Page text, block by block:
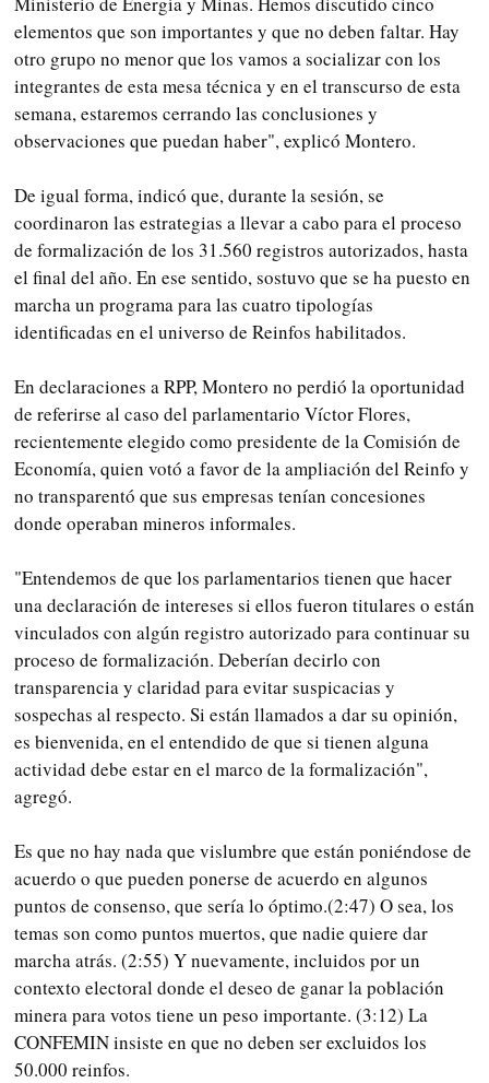
elementos que son importantes y que no deben faltar. Hay
otro grupo no menor que los vamos a socializar con los
integrantes de esta mesa técnica y en el transcurso de esta
semana, estaremos cerrando las conclusiones y
observaciones que puedan haber", explicó Montero.
De igual forma, indicó que, durante la sesión, se
coordinaron las estrategias a llevar a cabo para el proceso
de formalización de los 31.560 registros autorizados, hasta
el final del año. En ese sentido, sostuvo que se ha puesto en
marcha un programa para las cuatro tipologías
identificadas en el universo de Reinfos habilitados.
En declaraciones a RPP, Montero no perdió la oportunidad
de referirse al caso del parlamentario Víctor Flores,
recientemente elegido como presidente de la Comisión de
Economía, quien votó a favor de la ampliación del Reinfo y
no transparentó que sus empresas tenían concesiones
donde operaban mineros informales.
"Entendemos de que los parlamentarios tienen que hacer
una declaración de intereses si ellos fueron titulares o están
vinculados con algún registro autorizado para continuar su
proceso de formalización. Deberían decirlo con
transparencia y claridad para evitar suspicacias y
sospechas al respecto. Si están llamados a dar su opinión,
es bienvenida, en el entendido de que si tienen alguna
actividad debe estar en el marco de la formalización",
agregó.
Es que no hay nada que vislumbre que están poniéndose de
acuerdo o que pueden ponerse de acuerdo en algunos
puntos de consenso, que sería lo óptimo.(2:47) O sea, los
temas son como puntos muertos, que nadie quiere dar
marcha atrás. (2:55) Y nuevamente, incluidos por un
contexto electoral donde el deseo de ganar la población
minera para votos tiene un peso importante. (3:12) La
CONFEMIN insiste en que no deben ser excluidos los
50.000 reinfos.